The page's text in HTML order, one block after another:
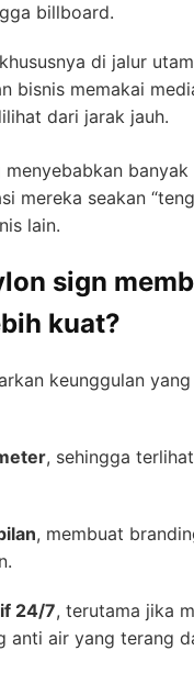
billboard.
di jalur
bisnis memakai
dari jarak jauh.
menyebabkan
mereka seakan
lain.
sign
kuat?
keunggulan
, sehingga
, membuat
24/7, terutama jika
anti air yang terang